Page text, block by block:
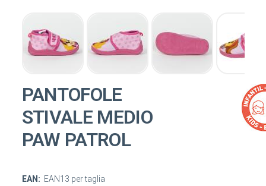
PANTOFOLE
STIVALE MEDIO
PAW PATROL
EAN: EAN13 per taglia